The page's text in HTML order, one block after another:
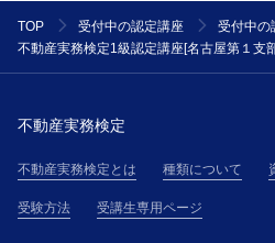
第２条(提供サービス)
第３条(受講料金等)
に承諾通知記載の方法により
いう）に基づき算定される受
TOP 受付中の認定講座
受付中の
不動産実務検定1級認定講座[名古屋第１支
不動産実務検定
不動産実務検定とは 種類について
受験方法 受講生専用ページ